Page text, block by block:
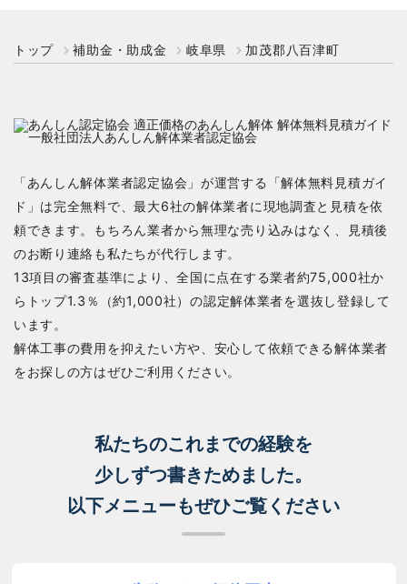
トップ 補助金・助成金 岐阜県 加茂郡八百津町
「あんしん解体業者認定協会」が運営する「解体無料見積ガイ
ド」は完全無料で、最大6社の解体業者に現地調査と見積を依
頼できます。もちろん業者から無理な売り込みはなく、見積後
のお断り連絡も私たちが代行します。
13項目の審査基準により、全国に点在する業者約75,000社か
らトップ1.3％（約1,000社）の認定解体業者を選抜し登録して
います。
解体工事の費用を抑えたい方や、安心して依頼できる解体業者
をお探しの方はぜひご利用ください。
私たちのこれまでの経験を
少しずつ書きためました。
以下メニューもぜひご覧ください